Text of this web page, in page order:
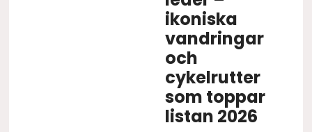
ikoniska
vandringar
och
cykelrutter
som toppar
listan 2026